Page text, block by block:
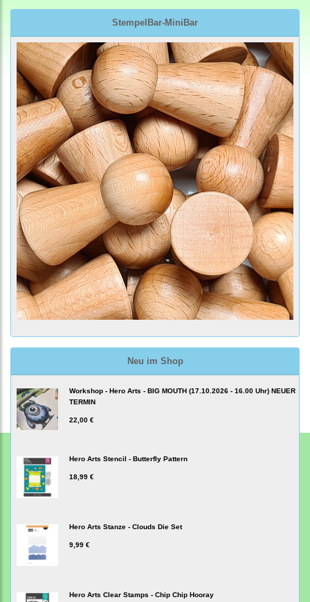
StempelBar-MiniBar
Neu im Shop
Workshop - Hero Arts - BIG MOUTH (17.10.2026 - 16.00 Uhr) NEUER
TERMIN
22,00 €
Hero Arts Stencil - Butterfly Pattern
18,99 €
Hero Arts Stanze - Clouds Die Set
9,99 €
Hero Arts Clear Stamps - Chip Chip Hooray